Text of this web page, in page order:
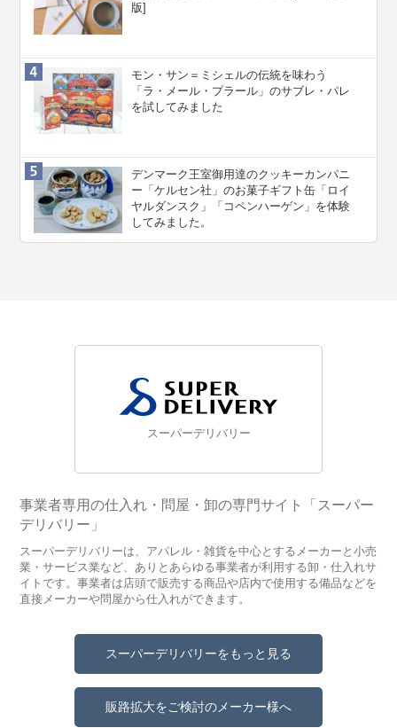
版]
モン・サン＝ミシェルの伝統を味わう
「ラ・メール・プラール」のサブレ・パレ
を試してみました
デンマーク王室御用達のクッキーカンパニ
ー「ケルセン社」のお菓子ギフト缶「ロイ
ヤルダンスク」「コペンハーゲン」を体験
してみました。
スーパーデリバリー
事業者専用の仕入れ・問屋・卸の専門サイト「スーパー
デリバリー」
スーパーデリバリーは、アパレル・雑貨を中心とするメーカーと小売
業・サービス業など、ありとあらゆる事業者が利用する卸・仕入れサ
イトです。事業者は店頭で販売する商品や店内で使用する備品などを
直接メーカーや問屋から仕入れができます。
スーパーデリバリーをもっと見る
販路拡大をご検討のメーカー様へ